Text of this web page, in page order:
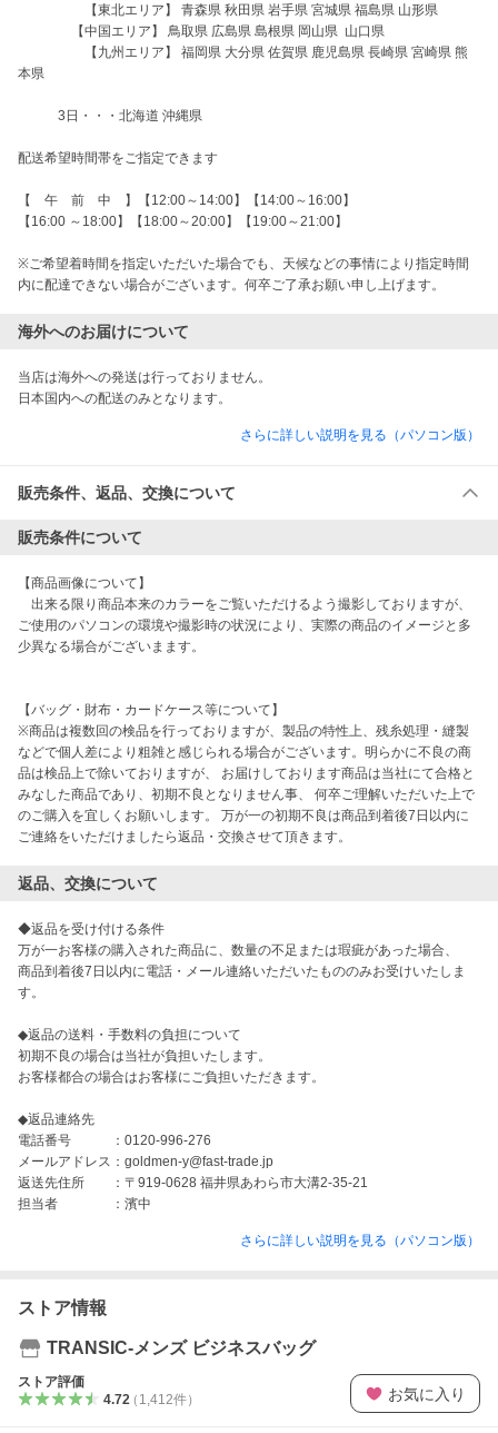
本県
3日・・・北海道 沖縄県
配送希望時間帯をご指定できます
【　午　前　中　】【12:00～14:00】【14:00～16:00】
【16:00 ～18:00】【18:00～20:00】【19:00～21:00】
※ご希望着時間を指定いただいた場合でも、天候などの事情により指定時間
内に配達できない場合がございます。何卒ご了承お願い申し上げます。
海外へのお届けについて
当店は海外への発送は行っておりません。
日本国内への配送のみとなります。
さらに詳しい説明を見る（パソコン版）
販売条件、返品、交換について
販売条件について
【商品画像について】
出来る限り商品本来のカラーをご覧いただけるよう撮影しておりますが、
ご使用のパソコンの環境や撮影時の状況により、実際の商品のイメージと多
少異なる場合がございまます。
【バッグ・財布・カードケース等について】
※商品は複数回の検品を行っておりますが、製品の特性上、残糸処理・縫製
などで個人差により粗雑と感じられる場合がございます。明らかに不良の商
品は検品上で除いておりますが、 お届けしております商品は当社にて合格と
みなした商品であり、初期不良となりません事、 何卒ご理解いただいた上で
のご購入を宜しくお願いします。 万が一の初期不良は商品到着後7日以内に
ご連絡をいただけましたら返品・交換させて頂きます。
返品、交換について
◆返品を受け付ける条件
万が一お客様の購入された商品に、数量の不足または瑕疵があった場合、
商品到着後7日以内に電話・メール連絡いただいたもののみお受けいたしま
す。
◆返品の送料・手数料の負担について
初期不良の場合は当社が負担いたします。
お客様都合の場合はお客様にご負担いただきます。
◆返品連絡先
電話番号　　　：0120-996-276
メールアドレス：goldmen-y@fast-trade.jp
返送先住所　　：〒919-0628 福井県あわら市大溝2-35-21
担当者　　　　：濱中
さらに詳しい説明を見る（パソコン版）
ストア情報
TRANSIC-メンズ ビジネスバッグ
ストア評価
4.72（ 1,412件） お気に入り